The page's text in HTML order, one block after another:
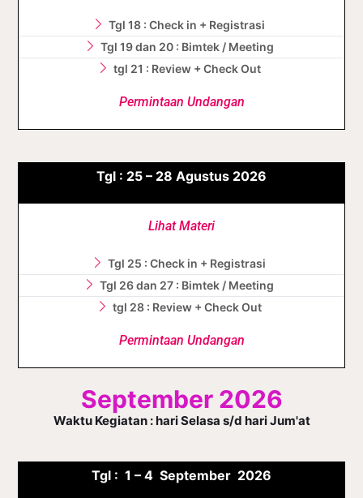
Tgl 18 : Check in + Registrasi
Tgl 19 dan 20 : Bimtek / Meeting
tgl 21 : Review + Check Out
Permintaan Undangan
Tgl : 25 – 28 Agustus 2026
Lihat Materi
Tgl 25 : Check in + Registrasi
Tgl 26 dan 27 : Bimtek / Meeting
tgl 28 : Review + Check Out
Permintaan Undangan
September 2026
Waktu Kegiatan : hari Selasa s/d hari Jum'at
Tgl : 1 – 4 September 2026